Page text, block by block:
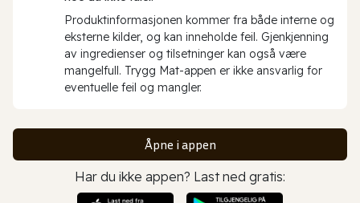
Produktinformasjonen kommer fra både interne og
eksterne kilder, og kan inneholde feil. Gjenkjenning
av ingredienser og tilsetninger kan også være
mangelfull. Trygg Mat-appen er ikke ansvarlig for
eventuelle feil og mangler.
Åpne i appen
Har du ikke appen? Last ned gratis: